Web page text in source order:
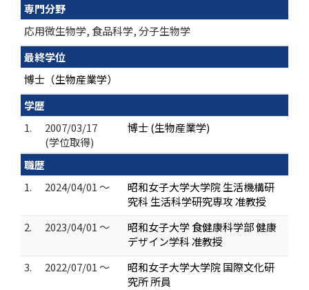
専門分野
応用微生物学, 食品科学, 分子生物学
最終学位
博士（生物産業学）
学歴
1.
2007/03/17
(学位取得)
博士 (生物産業学)
職歴
1.
2024/04/01 ～
昭和女子大学大学院 生活機構研
究科 生活科学研究専攻 准教授
2.
2023/04/01 ～
昭和女子大学 食健康科学部 健康
デザイン学科 准教授
3.
2022/07/01 ～
昭和女子大学大学院 国際文化研
究所 所員